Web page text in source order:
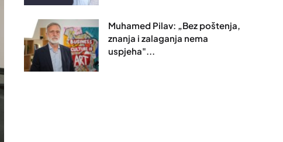
Muhamed Pilav: „Bez poštenja,
znanja i zalaganja nema
uspjeha"...